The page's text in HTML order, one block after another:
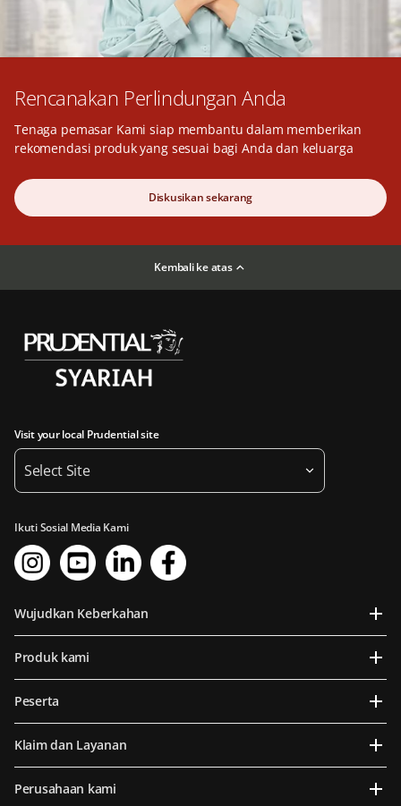
Rencanakan Perlindungan Anda
Tenaga pemasar Kami siap membantu dalam memberikan
rekomendasi produk yang sesuai bagi Anda dan keluarga
Diskusikan sekarang
Kembali ke atas
Visit your local Prudential site
Select Site
Ikuti Sosial Media Kami
Wujudkan Keberkahan
Produk kami
Peserta
Klaim dan Layanan
Perusahaan kami